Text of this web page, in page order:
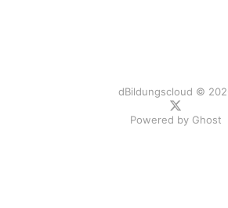
dBildungscloud ©
Powered by Ghost